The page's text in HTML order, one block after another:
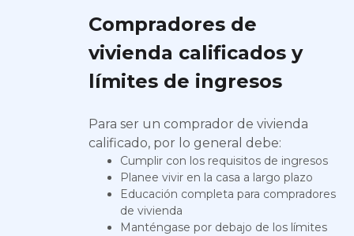
Compradores de
vivienda calificados y
límites de ingresos
Para ser un comprador de vivienda
calificado, por lo general debe:
Cumplir con los requisitos de ingresos
Planee vivir en la casa a largo plazo
Educación completa para compradores
de vivienda
Manténgase por debajo de los límites